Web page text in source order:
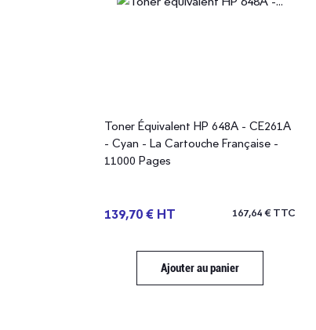
Toner Équivalent HP 648A - CE261A
- Cyan - La Cartouche Française -
11000 Pages
139,70 € HT 167,64 € TTC
Ajouter au panier